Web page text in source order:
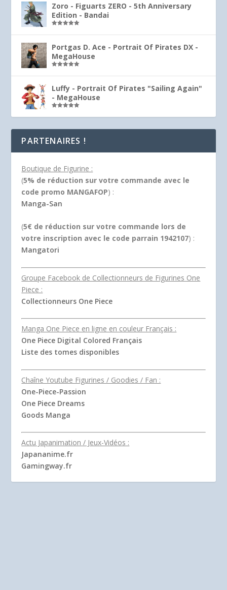
Zoro - Figuarts ZERO - 5th Anniversary
Edition - Bandai
Portgas D. Ace - Portrait Of Pirates DX -
MegaHouse
Luffy - Portrait Of Pirates "Sailing Again"
- MegaHouse
PARTENAIRES !
Boutique de Figurine :
(5% de réduction sur votre commande avec le
code promo MANGAFOP) :
Manga-San
(5€ de réduction sur votre commande lors de
votre inscription avec le code parrain 1942107) :
Mangatori
Groupe Facebook de Collectionneurs de Figurines One
Piece :
Collectionneurs One Piece
Manga One Piece en ligne en couleur Français :
One Piece Digital Colored Français
Liste des tomes disponibles
Chaîne Youtube Figurines / Goodies / Fan :
One-Piece-Passion
One Piece Dreams
Goods Manga
Actu Japanimation / Jeux-Vidéos :
Japananime.fr
Gamingway.fr